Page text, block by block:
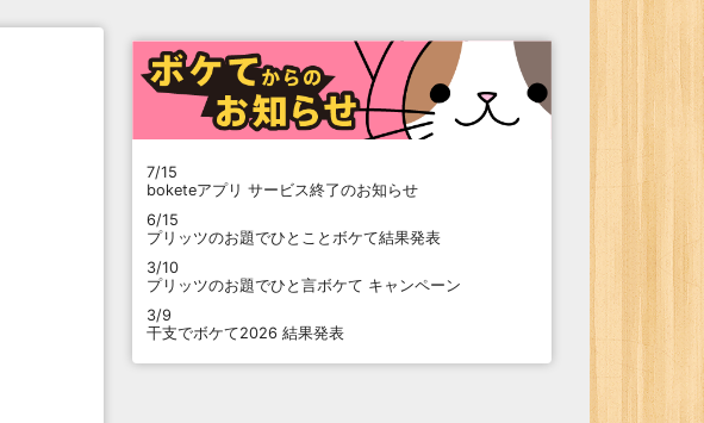
7/15
boketeアプリ サービス終了のお知らせ
6/15
プリッツのお題でひとことボケて結果発表
3/10
プリッツのお題でひと言ボケて キャンペーン
3/9
干支でボケて2026 結果発表